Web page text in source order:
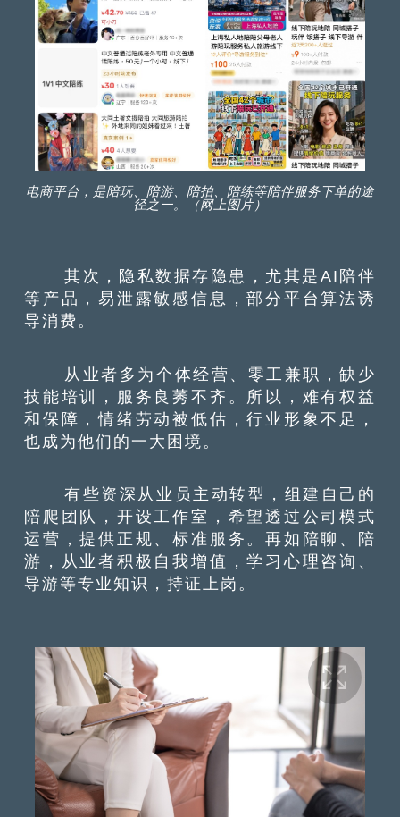
电商平台，是陪玩、陪游、陪拍、陪练等陪伴服务下单的途
径之一。（网上图片）
其次，隐私数据存隐患，尤其是AI陪伴
等产品，易泄露敏感信息，部分平台算法诱
导消费。
从业者多为个体经营、零工兼职，缺少
技能培训，服务良莠不齐。所以，难有权益
和保障，情绪劳动被低估，行业形象不足，
也成为他们的一大困境。
有些资深从业员主动转型，组建自己的
陪爬团队，开设工作室，希望透过公司模式
运营，提供正规、标准服务。再如陪聊、陪
游，从业者积极自我增值，学习心理咨询、
导游等专业知识，持证上岗。